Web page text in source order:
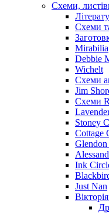
Схеми,
Схеми
Mirabilia
Debbie
Wichelt
Схеми
Jim
Cхеми
Stoney
Cottage
Glendon
Ink
Just Nan